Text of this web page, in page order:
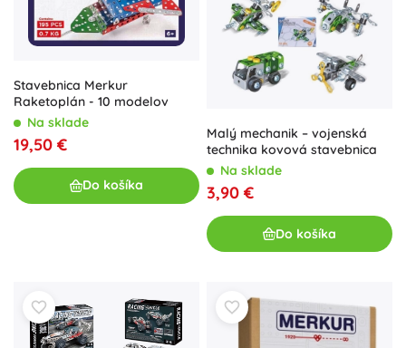
Stavebnica Merkur
Raketoplán - 10 modelov
Na sklade
19,50 €
Do košíka
Malý mechanik – vojenská
technika kovová stavebnica
Na sklade
3,90 €
Do košíka